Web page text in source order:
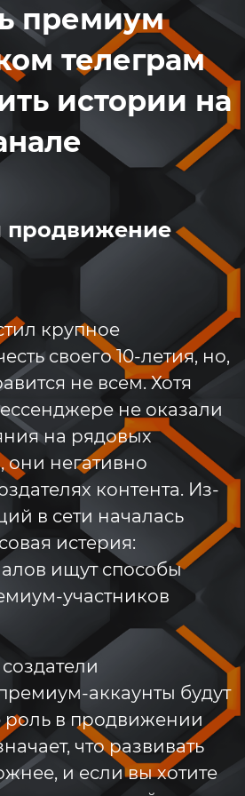
премиум
телеграм
истории на
продвижение
крупное
своего 10-летия, но,
не всем. Хотя
не оказали
на рядовых
они негативно
контента. Из-
в сети началась
истерия:
ищут способы
участников
аккаунты будут
роль в продвижении
что развивать
и если вы хотите